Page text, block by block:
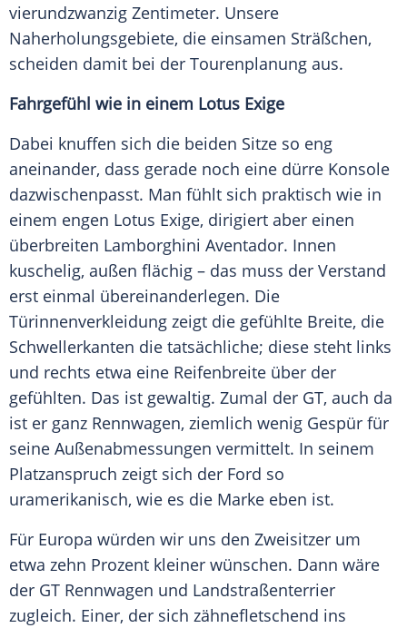
vierundzwanzig Zentimeter. Unsere
Naherholungsgebiete, die einsamen Sträßchen,
scheiden damit bei der Tourenplanung aus.
Fahrgefühl wie in einem Lotus Exige
Dabei knuffen sich die beiden Sitze so eng
aneinander, dass gerade noch eine dürre Konsole
dazwischenpasst. Man fühlt sich praktisch wie in
einem engen Lotus Exige, dirigiert aber einen
überbreiten Lamborghini Aventador. Innen
kuschelig, außen flächig – das muss der Verstand
erst einmal übereinanderlegen. Die
Türinnenverkleidung zeigt die gefühlte Breite, die
Schwellerkanten die tatsächliche; diese steht links
und rechts etwa eine Reifenbreite über der
gefühlten. Das ist gewaltig. Zumal der GT, auch da
ist er ganz Rennwagen, ziemlich wenig Gespür für
seine Außenabmessungen vermittelt. In seinem
Platzanspruch zeigt sich der Ford so
uramerikanisch, wie es die Marke eben ist.
Für Europa würden wir uns den Zweisitzer um
etwa zehn Prozent kleiner wünschen. Dann wäre
der GT Rennwagen und Landstraßenterrier
zugleich. Einer, der sich zähnefletschend ins